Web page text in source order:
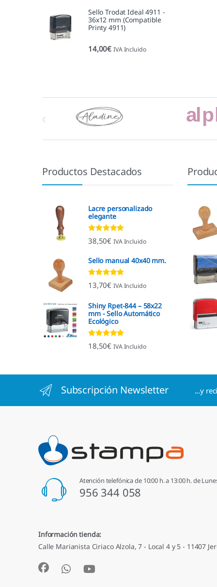
Sello Trodat Ideal 4911 -
36x12 mm (Compatible
Printy 4911)
14,00€ IVA Incluido
Marcas De Carrusel
Productos Destacados
Lacre personalizado
elegante
Valorado con
4.92de 5
38,50€ IVA Incluido
Sello manual 40x40 mm.
Valorado con
4.96de 5
13,70€ IVA Incluido
Shiny Rpet-844 – 58x22
mm - Sello Automático
Ecológico
Valorado con
4.96de 5
18,50€ IVA Incluido
Subscripción Newsletter ...y
Atención telefónica de 10:00 h. a 13:00 h. de
956 344 058
Información tienda:
Calle Marianista Ciriaco Alzola, 7 - Local 4 y 5 - 11407